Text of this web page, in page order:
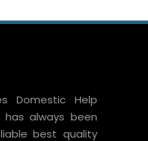
Domestic Help
always been
best quality